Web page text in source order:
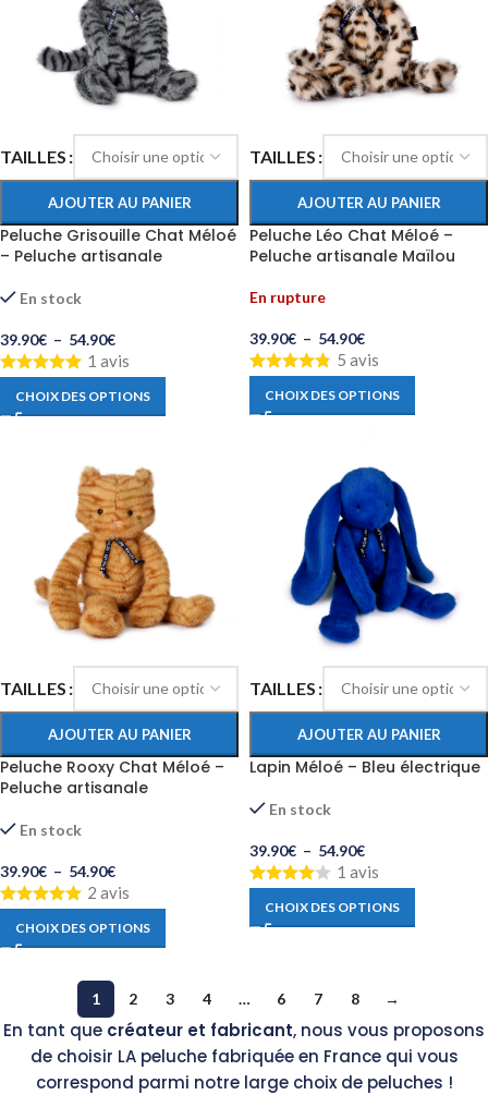
TAILLES
AJOUTER AU PANIER
Peluche Grisouille Chat Méloé
– Peluche artisanale
En stock
39.90€ – 54.90€
1 avis
CHOIX DES OPTIONS
TAILLES
AJOUTER AU PANIER
Peluche Léo Chat Méloé –
Peluche artisanale Maïlou
En rupture
39.90€ – 54.90€
5 avis
CHOIX DES OPTIONS
TAILLES
AJOUTER AU PANIER
Peluche Rooxy Chat Méloé –
Peluche artisanale
En stock
39.90€ – 54.90€
2 avis
CHOIX DES OPTIONS
TAILLES
AJOUTER AU PANIER
Lapin Méloé – Bleu électrique
En stock
39.90€ – 54.90€
1 avis
CHOIX DES OPTIONS
1 2 3 4 … 6 7 8 →
En tant que créateur et fabricant, nous vous proposons
de choisir LA peluche fabriquée en France qui vous
correspond parmi notre large choix de peluches !